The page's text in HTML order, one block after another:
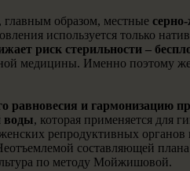
главным образом, местные
используется только
риск стерильности –
медицины. Именно поэтому
равновесия и гармонизацию
воды, которая применяется для
репродуктивных органов
составляющей
по методу Мойжишовой.